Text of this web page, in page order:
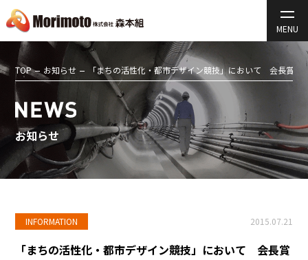
TOP お知らせ 「まちの活性化・都市デザイン競技」において 会長賞を
お知らせ
INFORMATION 2015.07.21
「まちの活性化・都市デザイン競技」において 会長賞